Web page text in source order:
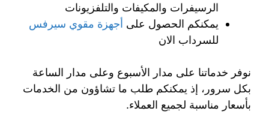
الرسيفرات والمكيفات والتلفزيونات
يمكنكم الحصول على أجهزة مقوي سيرفس
للسرداب الان
نوفر خدماتنا على مدار الأسبوع وعلى مدار الساعة
بكل سرور، إذ يمكنكم طلب ما تشاؤون من الخدمات
بأسعار مناسبة لجميع العملاء.